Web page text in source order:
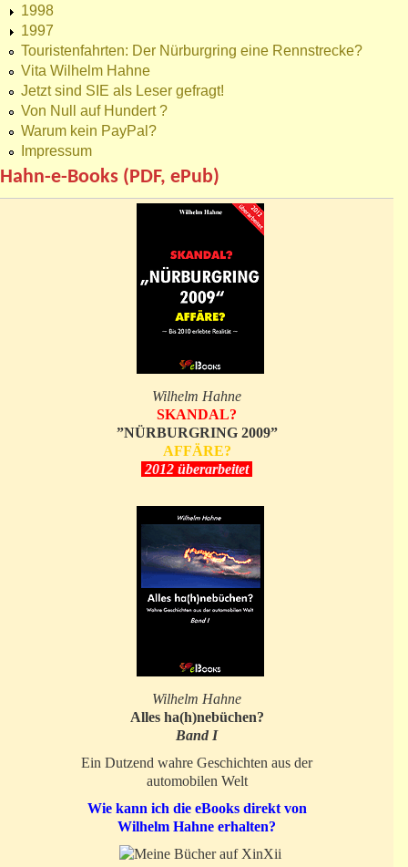
1998
1997
Touristenfahrten: Der Nürburgring eine Rennstrecke?
Vita Wilhelm Hahne
Jetzt sind SIE als Leser gefragt!
Von Null auf Hundert ?
Warum kein PayPal?
Impressum
Hahn-e-Books (PDF, ePub)
Wilhelm Hahne
SKANDAL?
”NÜRBURGRING 2009”
AFFÄRE?
2012 überarbeitet
Wilhelm Hahne
Alles ha(h)nebüchen?
Band I
Ein Dutzend wahre Geschichten aus der
automobilen Welt
Wie kann ich die eBooks direkt von
Wilhelm Hahne erhalten?